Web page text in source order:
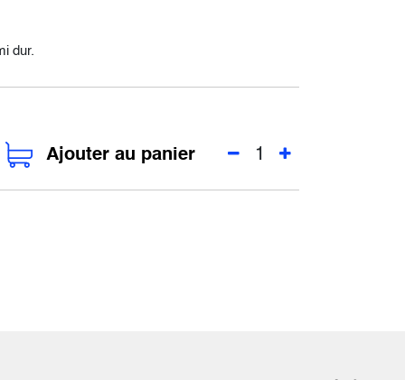
dur.
Ajouter au panier